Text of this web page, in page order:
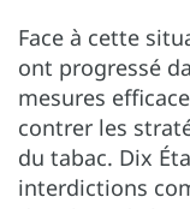
Face à cette
ont progressé
mesures
contrer les
du tabac. Dix
interdictions